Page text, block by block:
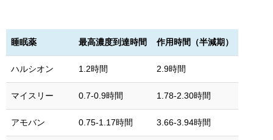
睡眠薬 最高濃度到達時間 作用時間（半減期）
ハルシオン 1.2時間 2.9時間
マイスリー 0.7-0.9時間 1.78-2.30時間
アモバン 0.75-1.17時間 3.66-3.94時間